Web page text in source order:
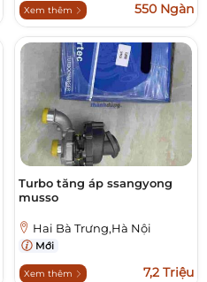
Xem thêm 550 Ngàn
Turbo tăng áp ssangyong
musso
Hai Bà Trưng,Hà Nội
Mới
Xem thêm 7,2 Triệu